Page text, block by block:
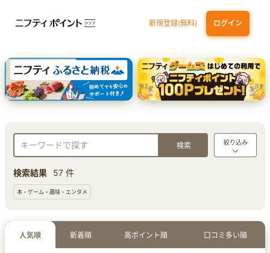
新規登録(無料) ログイン
三井住友カード ゴールド（NL）（家族カード発行） dカード GOLD
【実質初月無料】DMM | Disney+(ディズニープラス) セットプラン
SBI証券 確定拠出年金（iDeCo）
絞り込み
検索結果 57 件
本・ゲーム・趣味・エンタメ
人気順 新着順 高ポイント順 口コミ多い順